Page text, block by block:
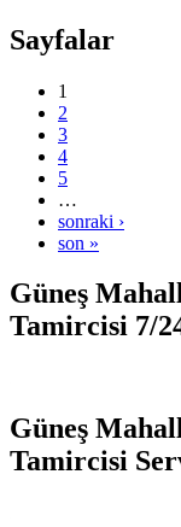
Sayfalar
1
2
3
4
5
…
sonraki ›
son »
Güneş
Tamircisi 7/
Güneş
Tamircisi